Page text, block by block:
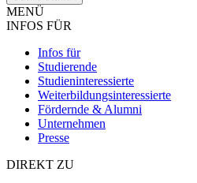
MENÜ
INFOS FÜR
Infos für
Studierende
Studieninteressierte
Weiterbildungsinteressierte
Fördernde & Alumni
Unternehmen
Presse
DIREKT ZU